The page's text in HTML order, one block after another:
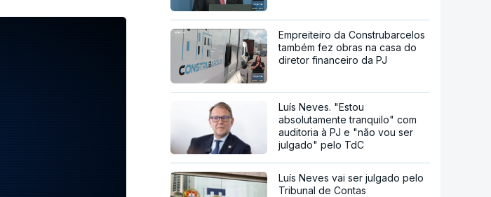
Empreiteiro da Construbarcelos
também fez obras na casa do
diretor financeiro da PJ
Luís Neves. "Estou
absolutamente tranquilo" com
auditoria à PJ e "não vou ser
julgado" pelo TdC
Luís Neves vai ser julgado pelo
Tribunal de Contas